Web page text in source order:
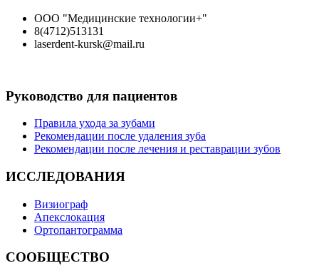
ООО "Медицинские технологии+"
8(4712)513131
laserdent-kursk@mail.ru
Руководство для пациентов
Правила ухода за зубами
Рекомендации после удаления зуба
Рекомендации после лечения и реставрации зубов
ИССЛЕДОВАНИЯ
Визиограф
Апекслокация
Ортопантограмма
СООБЩЕСТВО